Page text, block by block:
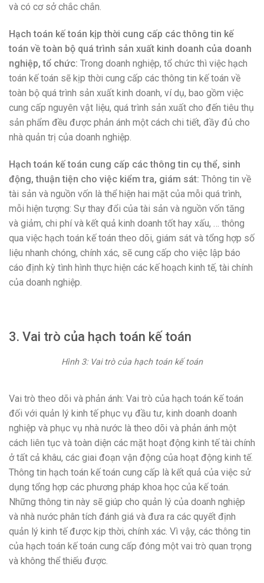
và có cơ sở chắc chắn.
Hạch toán kế toán kịp thời cung cấp các thông tin kế
toán về toàn bộ quá trình sản xuất kinh doanh của doanh
nghiệp, tổ chức: Trong doanh nghiệp, tổ chức thì việc hạch
toán kế toán sẽ kịp thời cung cấp các thông tin kế toán về
toàn bộ quá trình sản xuất kinh doanh, ví dụ, bao gồm việc
cung cấp nguyên vật liệu, quá trình sản xuất cho đến tiêu thụ
sản phẩm đều được phản ánh một cách chi tiết, đầy đủ cho
nhà quản trị của doanh nghiệp.
Hạch toán kế toán cung cấp các thông tin cụ thể, sinh
động, thuận tiện cho việc kiểm tra, giám sát: Thông tin về
tài sản và nguồn vốn là thể hiện hai mặt của mỗi quá trình,
mỗi hiện tượng: Sự thay đổi của tài sản và nguồn vốn tăng
và giảm, chi phí và kết quả kinh doanh tốt hay xấu, … thông
qua việc hạch toán kế toán theo dõi, giám sát và tổng hợp số
liệu nhanh chóng, chính xác, sẽ cung cấp cho việc lập báo
cáo định kỳ tình hình thực hiện các kế hoạch kinh tế, tài chính
của doanh nghiệp.
3. Vai trò của hạch toán kế toán
Hình 3: Vai trò của hạch toán kế toán
Vai trò theo dõi và phản ánh: Vai trò của hạch toán kế toán
đối với quản lý kinh tế phục vụ đầu tư, kinh doanh doanh
nghiệp và phục vụ nhà nước là theo dõi và phản ánh một
cách liên tục và toàn diện các mặt hoạt động kinh tế tài chính
ở tất cả khâu, các giai đoạn vận động của hoạt động kinh tế.
Thông tin hạch toán kế toán cung cấp là kết quả của việc sử
dụng tổng hợp các phương pháp khoa học của kế toán.
Những thông tin này sẽ giúp cho quản lý của doanh nghiệp
và nhà nước phân tích đánh giá và đưa ra các quyết định
quản lý kinh tế được kịp thời, chính xác. Vì vậy, các thông tin
của hạch toán kế toán cung cấp đóng một vai trò quan trọng
và không thể thiếu được.